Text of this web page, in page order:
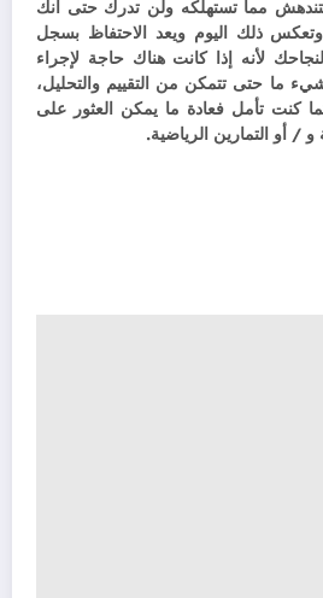
مما تستهلكه ولن تدرك حتى أنك
ذلك اليوم ويعد الاحتفاظ بسجل
لأنه إذا كانت هناك حاجة لإجراء
ما حتى تتمكن من التقييم والتحليل،
كنت تأمل فعادة ما يمكن العثور على
و / أو التمارين الرياضية.